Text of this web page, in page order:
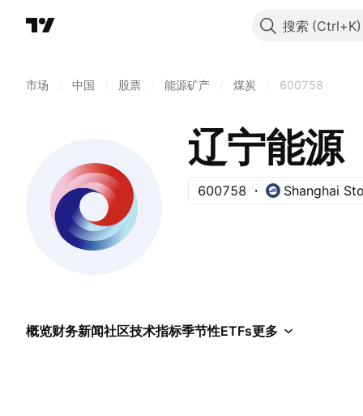
搜索
市场 中国 股票 能源矿产 煤炭 600758
辽宁能源
600758 Shanghai
概览财务新闻社区技术指标季节性ETFs更多